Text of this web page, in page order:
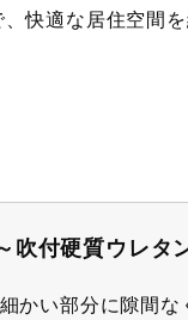
快適な居住空間
吹付硬質ウレタ
かい部分に隙間な